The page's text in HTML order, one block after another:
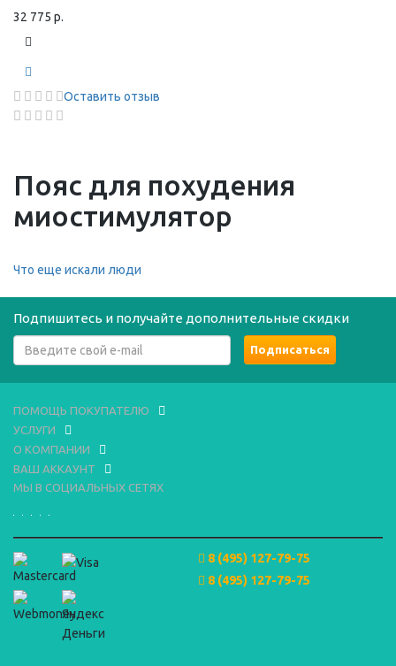
32 775 р.
Оставить отзыв
Пояс для похудения
миостимулятор
Что еще искали люди
Подпишитесь и получайте дополнительные скидки
ПОМОЩЬ ПОКУПАТЕЛЮ
УСЛУГИ
О КОМПАНИИ
ВАШ АККАУНТ
МЫ В СОЦИАЛЬНЫХ СЕТЯХ
8 (495) 127-79-75
8 (495) 127-79-75